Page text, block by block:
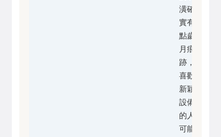
潢確
實有
點歲
月痕
跡，
喜歡
新穎
設備
的人
可能